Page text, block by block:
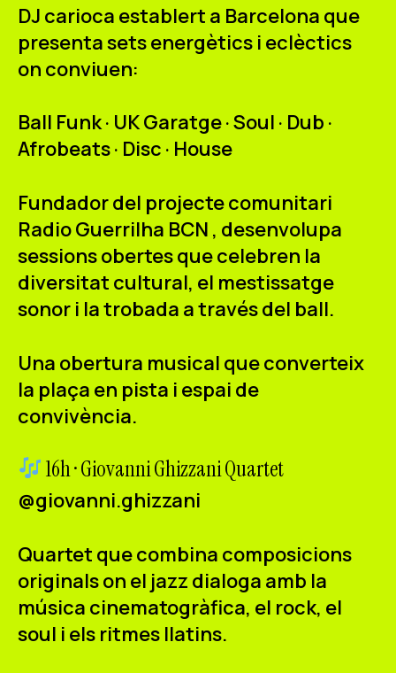
DJ carioca establert a Barcelona que
presenta sets energètics i eclèctics
on conviuen:
Ball Funk · UK Garatge · Soul · Dub ·
Afrobeats · Disc · House
Fundador del projecte comunitari
Radio Guerrilha BCN , desenvolupa
sessions obertes que celebren la
diversitat cultural, el mestissatge
sonor i la trobada a través del ball.
Una obertura musical que converteix
la plaça en pista i espai de
convivència.
16h · Giovanni Ghizzani Quartet
@giovanni.ghizzani
Quartet que combina composicions
originals on el jazz dialoga amb la
música cinematogràfica, el rock, el
soul i els ritmes llatins.